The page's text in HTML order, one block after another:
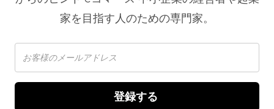
家を目指す人のための専門家。